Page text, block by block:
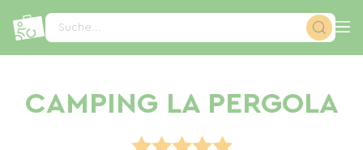
Suche...
CAMPING LA PERGOLA
Cookie-Einstellungen